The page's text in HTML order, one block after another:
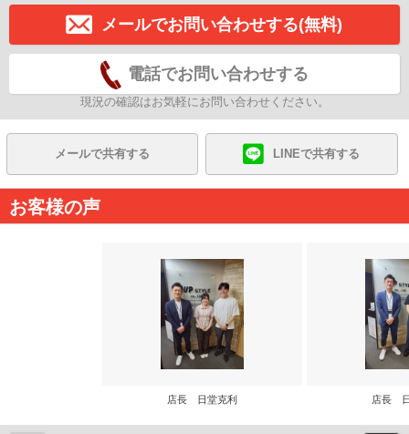
メールでお問い合わせする(無料)
電話でお問い合わせする
現況の確認はお気軽にお問い合わせください。
メールで共有する LINEで共有する
お客様の声
店長 日堂克利 店長